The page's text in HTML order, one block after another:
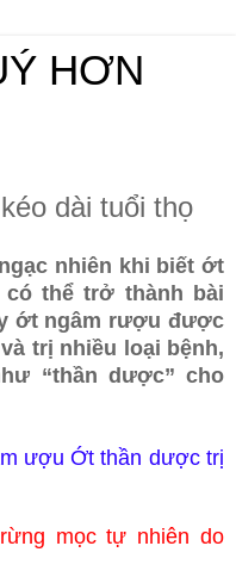
HƠN
dài tuổi thọ
nhiên khi biết ớt
thể trở thành bài
ớt ngâm rượu được
trị nhiều loại bệnh,
“thần dược” cho
ượu Ớt thần dược trị
mọc tự nhiên do